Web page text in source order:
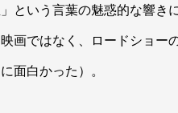
という言葉の魅惑的な響き
画ではなく、ロードショー
面白かった）。